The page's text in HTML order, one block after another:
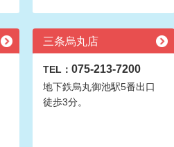
三条烏丸店
TEL： 075-213-7200
地下鉄烏丸御池駅5番出口
徒歩3分。